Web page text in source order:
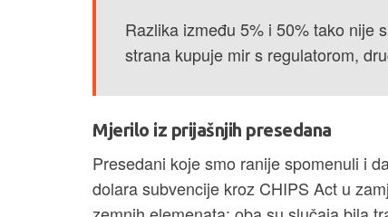
Razlika između 5% i 50% tako nije
strana kupuje mir s regulatorom,
Mjerilo iz prijašnjih presedana
Presedani koje smo ranije spomenuli i
dolara subvencije kroz CHIPS Act u